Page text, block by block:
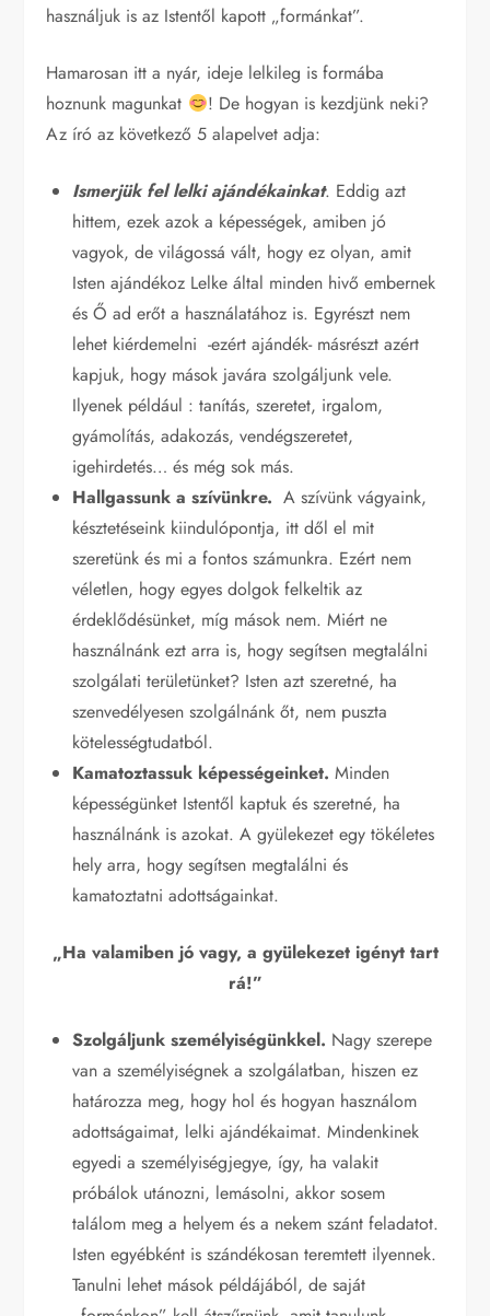
használjuk is az Istentől kapott „formánkat”.
Hamarosan itt a nyár, ideje lelkileg is formába
hoznunk magunkat
! De hogyan is kezdjünk neki?
Az író az következő 5 alapelvet adja:
Ismerjük fel lelki ajándékainkat. Eddig azt
hittem, ezek azok a képességek, amiben jó
vagyok, de világossá vált, hogy ez olyan, amit
Isten ajándékoz Lelke által minden hivő embernek
és Ő ad erőt a használatához is. Egyrészt nem
lehet kiérdemelni -ezért ajándék- másrészt azért
kapjuk, hogy mások javára szolgáljunk vele.
Ilyenek például : tanítás, szeretet, irgalom,
gyámolítás, adakozás, vendégszeretet,
igehirdetés… és még sok más.
Hallgassunk a szívünkre. A szívünk vágyaink,
késztetéseink kiindulópontja, itt dől el mit
szeretünk és mi a fontos számunkra. Ezért nem
véletlen, hogy egyes dolgok felkeltik az
érdeklődésünket, míg mások nem. Miért ne
használnánk ezt arra is, hogy segítsen megtalálni
szolgálati területünket? Isten azt szeretné, ha
szenvedélyesen szolgálnánk őt, nem puszta
kötelességtudatból.
Kamatoztassuk képességeinket. Minden
képességünket Istentől kaptuk és szeretné, ha
használnánk is azokat. A gyülekezet egy tökéletes
hely arra, hogy segítsen megtalálni és
kamatoztatni adottságainkat.
„Ha valamiben jó vagy, a gyülekezet igényt tart
rá!”
Szolgáljunk személyiségünkkel. Nagy szerepe
van a személyiségnek a szolgálatban, hiszen ez
határozza meg, hogy hol és hogyan használom
adottságaimat, lelki ajándékaimat. Mindenkinek
egyedi a személyiségjegye, így, ha valakit
próbálok utánozni, lemásolni, akkor sosem
találom meg a helyem és a nekem szánt feladatot.
Isten egyébként is szándékosan teremtett ilyennek.
Tanulni lehet mások példájából, de saját